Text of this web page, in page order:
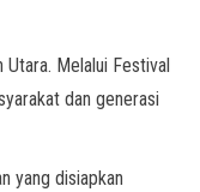
Melalui Festival
dan generasi
yang disiapkan